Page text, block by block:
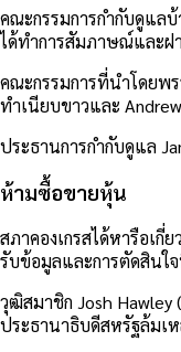
คณะกรรมการกำกับดูแล
ได้ทำการสัมภาษณ์และฝ
คณะกรรมการที่นำโดยพ
ทำเนียบขาวและ
ประธานการกำกับดูแล
ห้ามซื้อขายหุ้น
สภาคองเกรสได้หารือเ
รับข้อมูลและการตัดสินใ
วุฒิสมาชิก Josh Hawley
ประธานาธิบดีสหรัฐล้มเ